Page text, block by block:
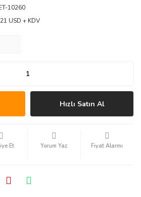
10260
USD + KDV
Hızlı Satın Al
Et Yorum Yaz Fiyat Alarmı